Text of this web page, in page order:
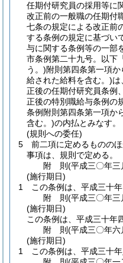
任期付研究員の採用等に
改正前の一般職の任期付
七条の規定による改正前
する条例の規定に基づい
与に関する条例等の一部
市条例第二十九号。以下
う。)附則第四条第一項
給された給料を含む。)は
正後の任期付研究員条例
正後の特別職給与条例の
条例附則第四条第一項か
含む。)の内払とみなす。
(規則への委任)
5
前二項に定めるものの
事項は、規則で定める。
附 則(平成三〇年三
(施行期日)
1
この条例は、平成三十
附 則(平成三〇年三
(施行期日)
この条例は、平成三十年
附 則(平成三〇年六
(施行期日)
1
この条例は、平成三十